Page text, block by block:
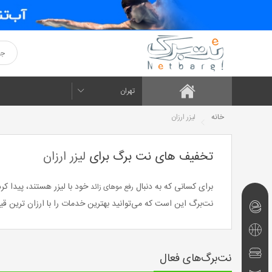
تهران
خانه لیزر ارزان
نت‌برگ‌های
امروز
تفریحی
رستوران
تخفیف های نت برگ برای لیزر ارزان
برای کسانی که به دنبال رفع موهای زائد خود با لیزر هستند،
نت‌برگ این است که می‌توانید بهترین خدمات را با ارزان ترین
نت‌برگ‌های فعال